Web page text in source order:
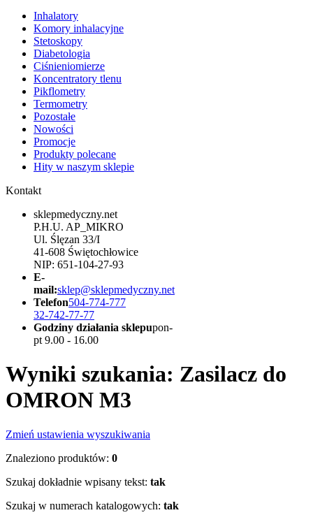
Inhalatory
Komory inhalacyjne
Stetoskopy
Diabetologia
Ciśnieniomierze
Koncentratory tlenu
Pikflometry
Termometry
Pozostałe
Nowości
Promocje
Produkty polecane
Hity w naszym sklepie
Kontakt
sklepmedyczny.net
P.H.U. AP_MIKRO
Ul. Ślęzan 33/I
41-608 Świętochłowice
NIP: 651-104-27-93
E-
mail:sklep@sklepmedyczny.net
Telefon504-774-777
32-742-77-77
Godziny działania sklepupon-
pt 9.00 - 16.00
Wyniki szukania: Zasilacz do
OMRON M3
Zmień ustawienia wyszukiwania
Znaleziono produktów: 0
Szukaj dokładnie wpisany tekst: tak
Szukaj w numerach katalogowych: tak